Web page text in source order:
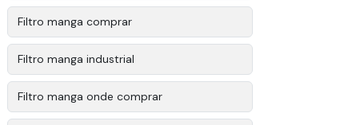
Filtro manga comprar
Filtro manga industrial
Filtro manga onde comprar